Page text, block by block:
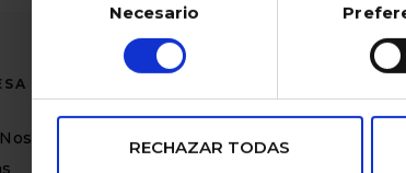
consentimiento
Necesario
RECHAZAR TODAS
Preguntas
Aviso legal